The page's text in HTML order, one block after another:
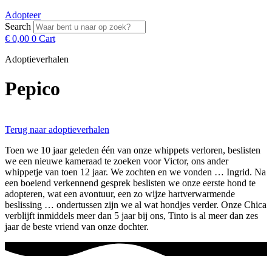
Adopteer
Search
€ 0,00 0 Cart
Adoptieverhalen
Pepico
Terug naar adoptieverhalen
Toen we 10 jaar geleden één van onze whippets verloren, beslisten
we een nieuwe kameraad te zoeken voor Victor, ons ander
whippetje van toen 12 jaar. We zochten en we vonden … Ingrid. Na
een boeiend verkennend gesprek beslisten we onze eerste hond te
adopteren, wat een avontuur, een zo wijze hartverwarmende
beslissing … ondertussen zijn we al wat hondjes verder. Onze Chica
verblijft inmiddels meer dan 5 jaar bij ons, Tinto is al meer dan zes
jaar de beste vriend van onze dochter.